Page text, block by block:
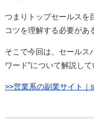
つまりトップセールスを
コツを理解する必要があ
そこで今回は、セールス
ワード”について解説し
>>営業系の副業サイト｜